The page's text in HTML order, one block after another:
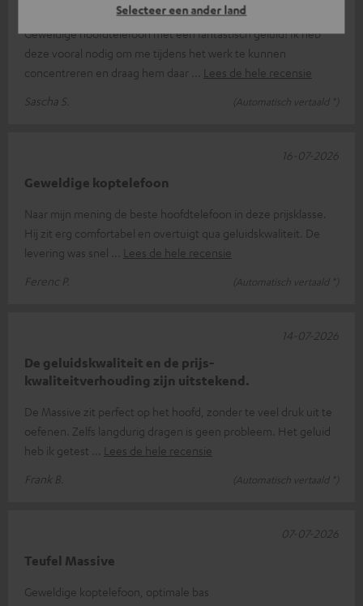
Selecteer een ander land
Geweldige hoofdtelefoon met een fantastisch geluid! Ik heb
deze vooral nodig om me tijdens het werk te kunnen
concentreren en draag hem daar
Lees de hele recensie
Sascha S.
(Automatisch vertaald *)
Geweldige koptelefoon
Naar mijn mening de beste hoofdtelefoon in deze prijsklasse.
Hij zit erg comfortabel en overtuigt qua geluidskwaliteit. De
levering was snel
Lees de hele recensie
Ferenc P.
(Automatisch vertaald *)
16-07-2026
De geluidskwaliteit en de prijs-
kwaliteitverhouding zijn uitstekend.
De Massive zit perfect op het hoofd, zonder te veel druk uit te
oefenen. Zelfs langdurig dragen is geen probleem. Het geluid
heb ik getest
Lees de hele recensie
Frank B.
(Automatisch vertaald *)
14-07-2026
Teufel Massive
Geweldige koptelefoon, optimale bas
07-07-2026